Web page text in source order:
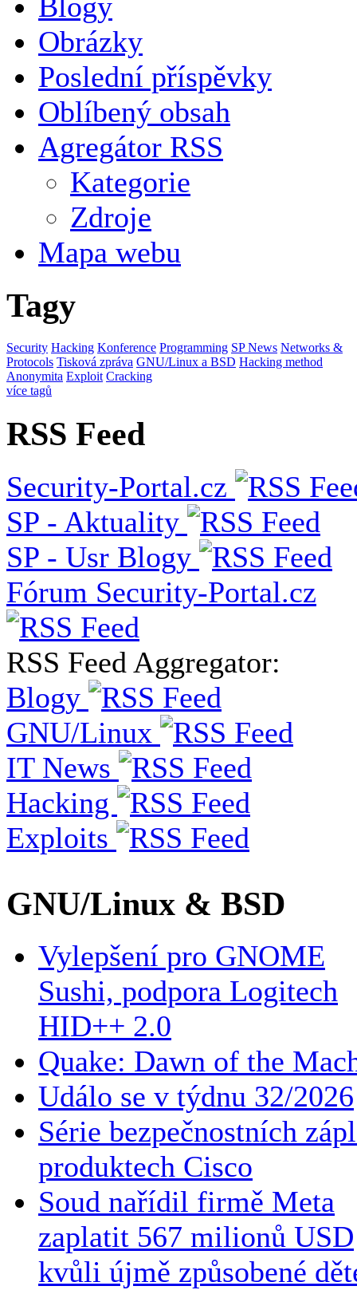
Obrázky
Poslední příspěvky
Oblíbený obsah
Agregátor RSS
Kategorie
Zdroje
Mapa webu
Tagy
Security Hacking Konference Programming SP News Networks &
Protocols Tisková zpráva GNU/Linux a BSD Hacking method
Anonymita Exploit Cracking
více tagů
RSS Feed
Security-Portal.cz
SP - Aktuality
SP - Usr Blogy
Fórum Security-Portal.cz
RSS Feed Aggregator:
Blogy
GNU/Linux
IT News
Hacking
Exploits
GNU/Linux & BSD
Vylepšení pro GNOME
Sushi, podpora Logitech
HID++ 2.0
Quake: Dawn of the
Událo se v týdnu 32/2026
Série bezpečnostních
produktech Cisco
Soud nařídil firmě Meta
zaplatit 567 milionů USD
kvůli újmě způsobené